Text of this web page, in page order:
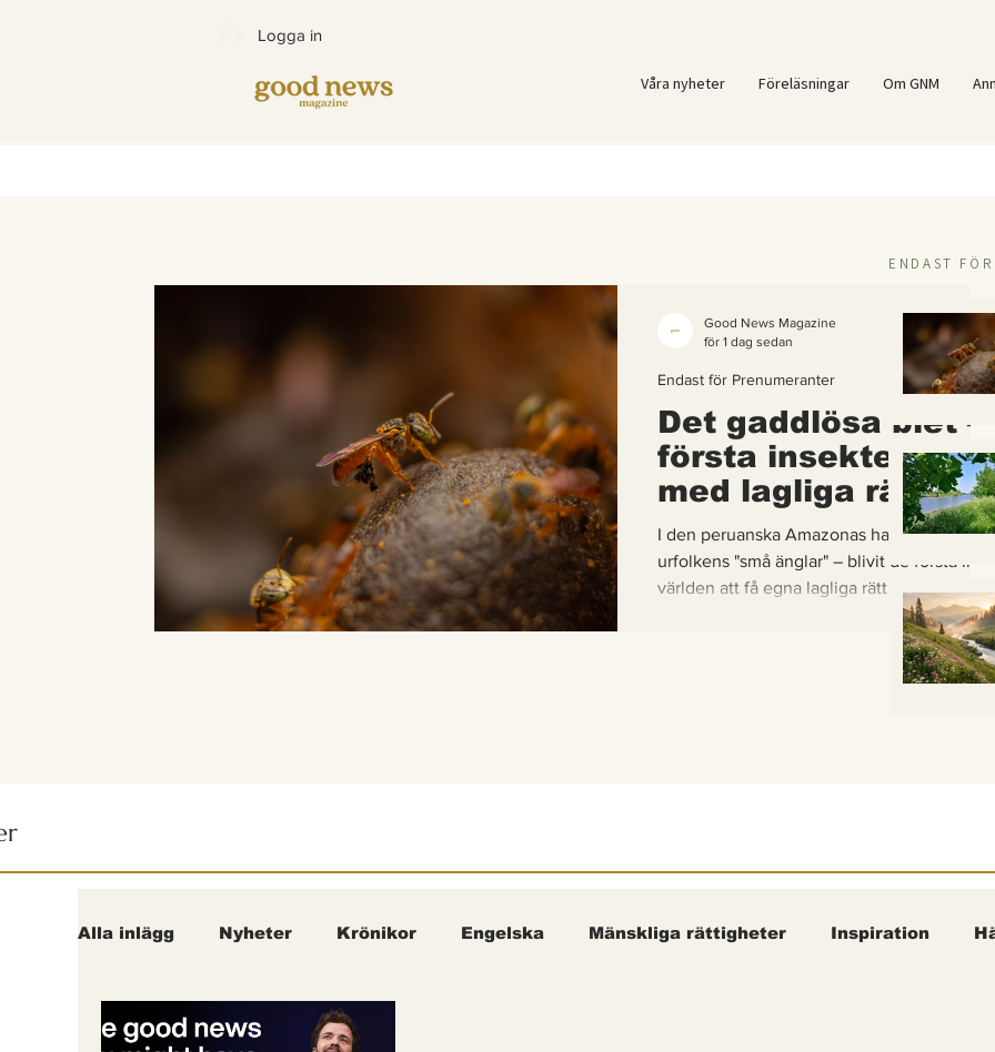
Logga in
Våra nyheter Föreläsningar Om GNM
Det gaddlösa biet –
första insekten i
med lagliga
I den peruanska Amazonas har de gaddlösa
urfolkens "små änglar" – blivit de första
världen att få egna lagliga rättigheter. En
om hur vetenskap, urfolkskunskap och
samman för att skydda regnskogens minsta
Endast för Prenumeranter
Good News Magazine
för 1 dag sedan
ENDAST
Alla inlägg Nyheter Krönikor Engelska Mänskliga rättigheter Inspiration
Bättre värld Djurens rättigheter